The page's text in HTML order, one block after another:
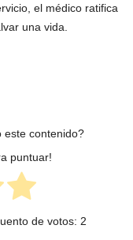
el médico ratifica
una vida.
este contenido?
puntuar!
de votos: 2